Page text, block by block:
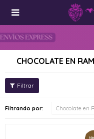

CHOCOLATE EN
Filtrando por: Chocolate en